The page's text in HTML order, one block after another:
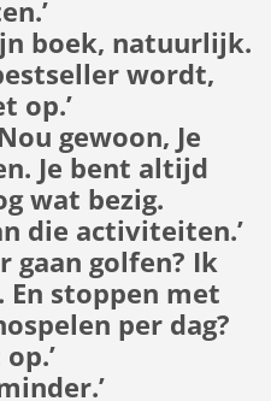
boek, natuurlijk.
wordt,
op.’
gewoon, Je
Je bent altijd
wat bezig.
die activiteiten.’
gaan golfen? Ik
stoppen met
per dag?